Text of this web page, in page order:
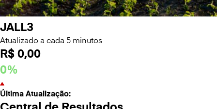
JALL3
Atualizado a cada 5 minutos
R$ 0,00
0%
Última Atualização: